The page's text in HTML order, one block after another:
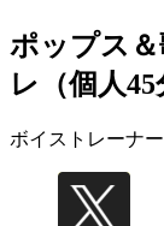
ポップス
レ（個人45
ボイストレーナ